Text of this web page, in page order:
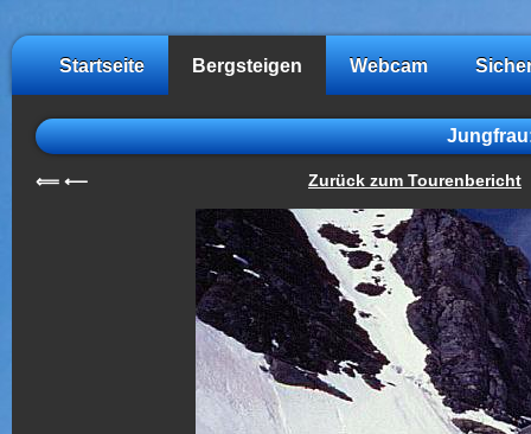
Startseite Bergsteigen Webcam
⟸ ⟵ Zurück zum Tourenbericht